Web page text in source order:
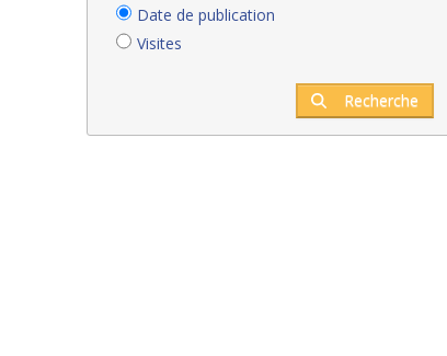
Date de publication
Visites
Recherche